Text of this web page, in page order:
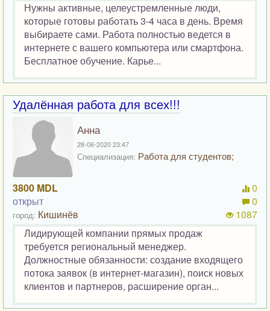
Нужны активные, целеустремленные люди,
которые готовы работать 3-4 часа в день. Время
выбираете сами. Работа полностью ведется в
интернете с вашего компьютера или смартфона.
Бесплатное обучение. Карье...
Удалённая работа для всех!!!
Анна
28-06-2020 23:47
Специализация: Работа для студентов;
3800 MDL
открыт
город: Кишинёв
0
0
1087
Лидирующей компании прямых продаж
требуется региональный менеджер.
Должностные обязанности: создание входящего
потока заявок (в интернет-магазин), поиск новых
клиентов и партнеров, расширение орган...